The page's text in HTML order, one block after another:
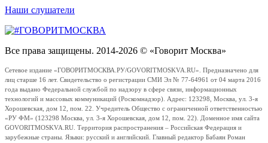
Наши слушатели
Все права защищены. 2014-2026 © «Говорит Москва»
Сетевое издание «ГОВОРИТМОСКВА.РУ/GOVORITMOSKVA.RU». Предназначено для
лиц старше 16 лет. Свидетельство о регистрации СМИ Эл № 77-64961 от 04 марта 2016
года выдано Федеральной службой по надзору в сфере связи, информационных
технологий и массовых коммуникаций (Роскомнадзор). Адрес: 123298, Москва, ул. 3-я
Хорошевская, дом 12, пом. 22. Учредитель Общество с ограниченной ответственностью
«РУ ФМ» (123298 Москва, ул. 3-я Хорошевская, дом 12, пом. 22). Доменное имя сайта
GOVORITMOSKVA.RU. Территория распространения – Российская Федерация и
зарубежные страны. Языки: русский и английский. Главный редактор Бабаян Роман